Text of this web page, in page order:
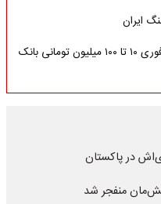
ایران
وام برای یارانه بگیران بدون ضامن | وام فوری ۱۰ تا ۱۰۰ میلیون تومانی بانک
در پاکستان